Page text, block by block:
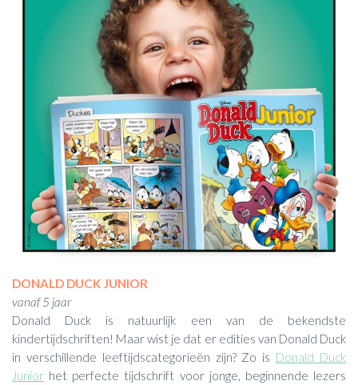
DONALD DUCK JUNIOR
vanaf 5 jaar
Donald Duck is natuurlijk een van de bekendste
kindertijdschriften! Maar wist je dat er edities van Donald Duck
in verschillende leeftijdscategorieën zijn? Zo is Donald Duck
Junior het perfecte tijdschrift voor jonge, beginnende lezers